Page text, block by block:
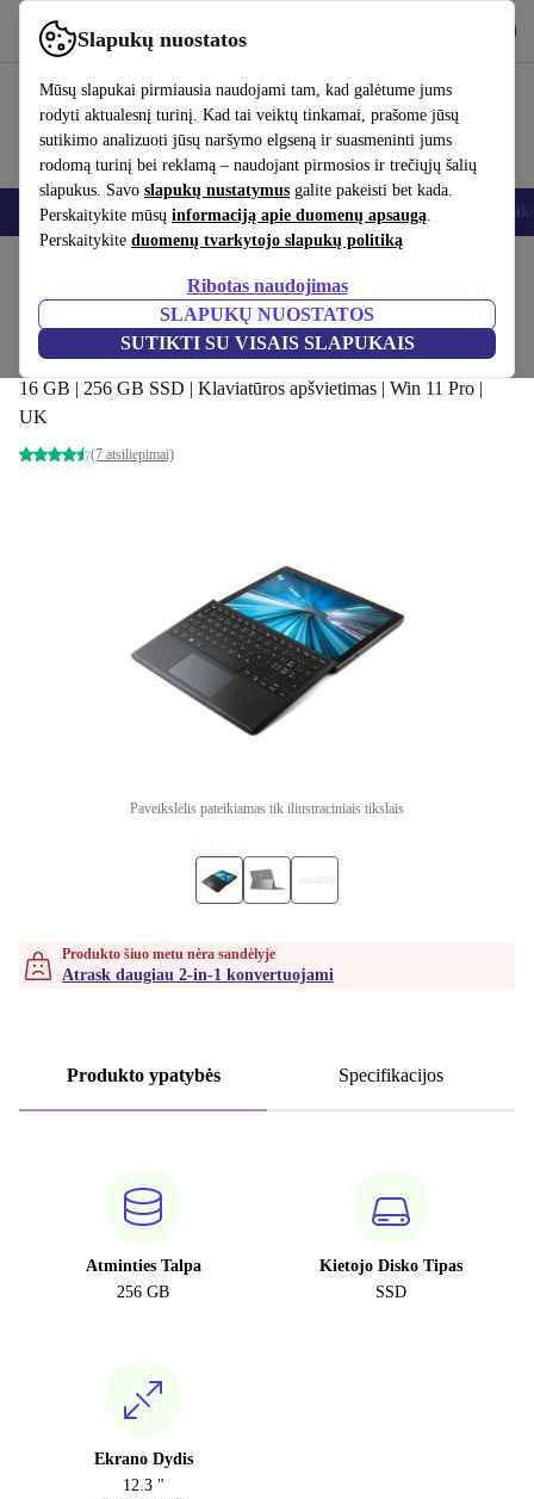
Slapukų nuostatos
Mūsų slapukai pirmiausia naudojami tam, kad galėtume jums
rodyti aktualesnį turinį. Kad tai veiktų tinkamai, prašome jūsų
sutikimo analizuoti jūsų naršymo elgseną ir suasmeninti jums
rodomą turinį bei reklamą – naudojant pirmosios ir trečiųjų šalių
slapukus. Savo slapukų nustatymus galite pakeisti bet kada.
Perskaitykite mūsų informaciją apie duomenų apsaugą.
Perskaitykite duomenų tvarkytojo slapukų politiką
Ribotas naudojimas
SLAPUKŲ NUOSTATOS
SUTIKTI SU VISAIS SLAPUKAIS
Naudok refurbed greitai ir paprastai
Išmanieji telefonai Nešiojamieji kompiuteriai Planšetės Išmanieji
Dell Latitude 5290 2-in-1 Tablet | i5-
8350U | 12.3"
16 GB | 256 GB SSD | Klaviatūros apšvietimas | Win 11 Pro |
UK
(7 atsiliepimai)
Paveikslėlis pateikiamas tik iliustraciniais tikslais
Produkto šiuo metu nėra sandėlyje
Atrask daugiau 2-in-1 konvertuojami
Produkto ypatybės Specifikacijos
Atminties Talpa
256 GB
Kietojo Disko Tipas
SSD
Ekrano Dydis
12.3 "